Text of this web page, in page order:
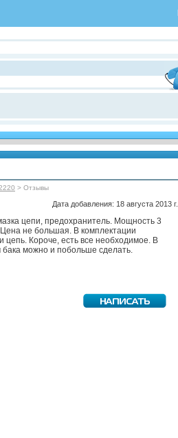
> Отзывы
Дата добавления: 18 августа 2013 г.
цепи, предохранитель. Мощность 3
не большая. В комплектации
Короче, есть все необходимое. В
можно и побольше сделать.